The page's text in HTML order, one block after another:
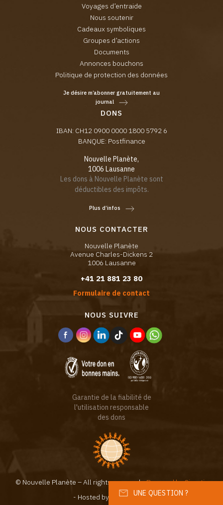
UNE QUESTION ?
Voyages d’entraide
Nous soutenir
Cadeaux symboliques
Groupes d’actions
Documents
Annonces bouchons
Politique de protection des données
Je désire m’abonner gratuitement au
journal
DONS
IBAN: CH12 0900 0000 1800 5792 6
BANQUE: Postfinance
Nouvelle Planète,
1006 Lausanne
Les dons à Nouvelle Planète sont
déductibles des impôts.
Plus d’infos
NOUS CONTACTER
Nouvelle Planète
Avenue Charles-Dickens 2
1006 Lausanne
+41 21 881 23 80
Formulaire de contact
NOUS SUIVRE
Garantie de la fiabilité de
l'utilisation responsable
des dons
© Nouvelle Planète – All rights reserved -Powered by Sinartis
- Hosted by